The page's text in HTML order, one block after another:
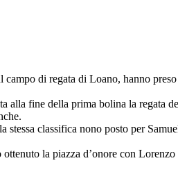
di regata di Loano, hanno
fine della prima bolina la regata
classifica nono posto per
la piazza d’onore con